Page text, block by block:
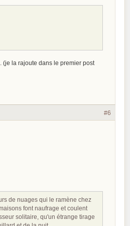
(je la rajoute dans le premier post
#6
de nuages qui le ramène chez
font naufrage et coulent
solitaire, qu'un étrange tirage